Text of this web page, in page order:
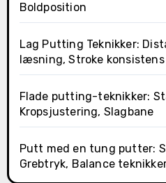
Boldposition
Lag Putting Teknikker:
læsning, Stroke konsistens
Flade putting-teknikker:
Kropsjustering, Slagbane
Putt med en tung putter:
Grebtryk, Balance